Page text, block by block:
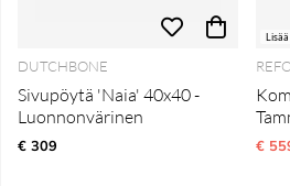
DUTCHBONE
Sivupöytä 'Naia' 40x40 -
Luonnonvärinen
€ 309 €